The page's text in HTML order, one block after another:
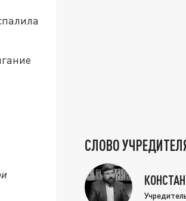
СЛОВО